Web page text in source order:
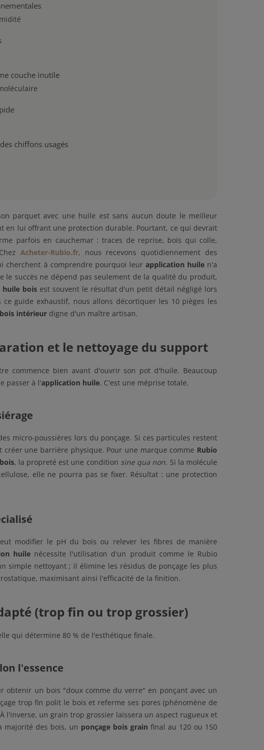
couche inutile
chiffons usagés
parquet avec une huile est sans aucun doute le meilleur
en lui offrant une protection durable. Pourtant, ce qui devrait
parfois en cauchemar : traces de reprise, bois qui colle,
Acheter-Rubio.fr, nous recevons quotidiennement des
cherchent à comprendre pourquoi leur application huilen'a
le succès ne dépend pas seulement de la qualité du produit,
huile bois est souvent le résultat d'un petit détail négligé lors
guide exhaustif, nous allons décortiquer les 10 pièges les
intérieurdigne d'un maître artisan.
et le nettoyage du support
commence bien avant d'ouvrir son pot d'huile. Beaucoup
passer à l'application huile. C'est une méprise totale.
micro-poussières lors du ponçage. Si ces particules restent
une barrière physique. Pour une marque comme Rubio
, la propreté est une condition sine qua non. Si la molécule
elle ne pourra pas se fixer. Résultat : une protection
modifier le pH du bois ou relever les fibres de manière
huilenécessite l'utilisation d'un produit comme le Rubio
simple nettoyant ; il élimine les résidus de ponçage les plus
maximisant ainsi l'efficacité de la finition.
(trop fin ou trop grossier)
qui détermine 80 % de l'esthétique finale.
l'essence
obtenir un bois "doux comme du verre" en ponçant avec un
trop fin polit le bois et referme ses pores (phénomène de
l'inverse, un grain trop grossier laissera un aspect rugueux et
majorité des bois, un ponçage bois grain final au 120 ou 150